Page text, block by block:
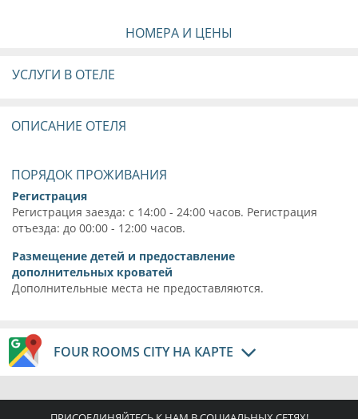
НОМЕРА И ЦЕНЫ
УСЛУГИ В ОТЕЛЕ
ОПИСАНИЕ ОТЕЛЯ
ПОРЯДОК ПРОЖИВАНИЯ
Регистрация
Регистрация заезда: с 14:00 - 24:00 часов. Регистрация
отъезда: до 00:00 - 12:00 часов.
Размещение детей и предоставление
дополнительных кроватей
Дополнительные места не предоставляются.
FOUR ROOMS CITY НА КАРТЕ